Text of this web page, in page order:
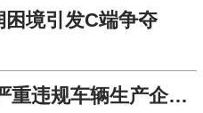
境引发C端争夺
工信部对20家2016年严重违规车辆生产企业进行约谈